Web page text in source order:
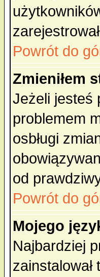
Powrót do
Zmieniłem
Jeżeli jesteś
problemem
osbługi
od
Powrót do
Mojego
Najbardziej